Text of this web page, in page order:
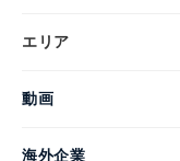
エリア
動画
海外企業